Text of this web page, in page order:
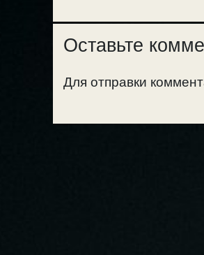
Оставьте
Для отправки